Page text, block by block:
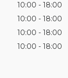
10:00
18:00
10:00
18:00
10:00
18:00
10:00 18:00